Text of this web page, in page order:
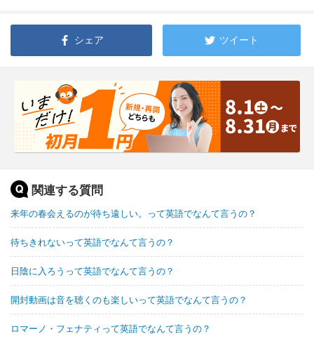
シェア ツイート
関連する質問
来年の春会えるのが待ち遠しい。って英語でなんて言うの？
待ちきれないって英語でなんて言うの？
日陰に入ろうって英語でなんて言うの？
開封動画は音を聴くのも楽しいって英語でなんて言うの？
ロマーノ・フェナティって英語でなんて言うの？